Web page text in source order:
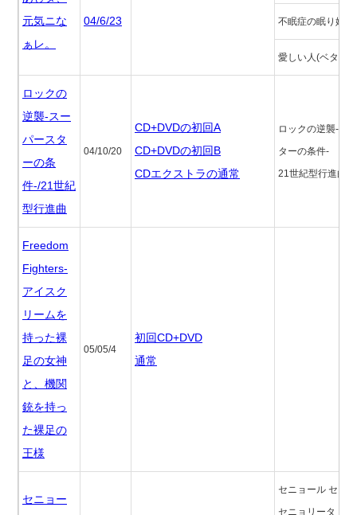
元気ニな
ぁレ。
04/6/23 不眠症の眠り姫
愛しい人(ベタで
ロックの
逆襲-スー
パースタ
ーの条
件-/21世紀
型行進曲
04/10/20
CD+DVDの初回A
CD+DVDの初回B
CDエクストラの通常
ロックの逆襲-ス
ターの条件-
21世紀型行進曲
Freedom
Fighters-
アイスク
リームを
持った裸
足の女神
と、機関
銃を持っ
た裸足の
王様
05/05/4
初回CD+DVD
通常
セニョー
セニョール セニ
セニョリータ